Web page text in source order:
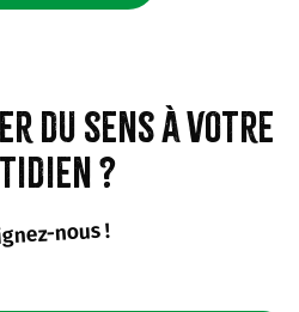
du sens à votre
?
nous !